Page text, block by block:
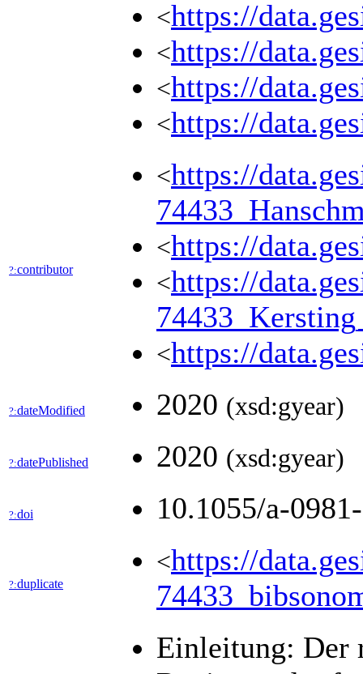
<https://
<https://
<https://
<https://
?:contributor
<https://
<https://
<https://
<https://
?:dateModified 2020 (xsd:gyear)
?:datePublished 2020 (xsd:gyear)
?:doi 10.1055/a-
?:duplicate
<https://
Einleitung: Der